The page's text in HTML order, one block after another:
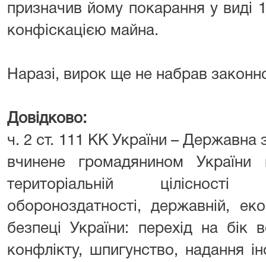
призначив йому покарання у виді
конфіскацією майна.
Наразі, вирок ще не набрав
Довідково:
ч. 2 ст. 111 КК України – Державна
вчинене громадянином України
територіальній
обороноздатності, державній,
безпеці України: перехід на бік
конфлікту, шпигунство, надання